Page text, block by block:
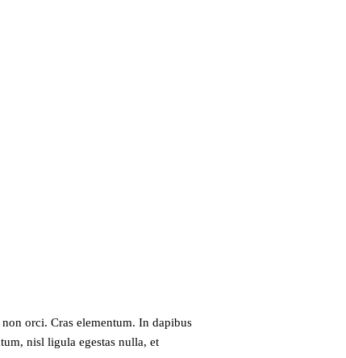
orci. Cras elementum. In dapibus
nisl ligula egestas nulla, et